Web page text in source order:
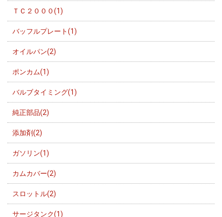
ＴＣ２０００(1)
バッフルプレート(1)
オイルパン(2)
ポンカム(1)
バルブタイミング(1)
純正部品(2)
添加剤(2)
ガソリン(1)
カムカバー(2)
スロットル(2)
サージタンク(1)